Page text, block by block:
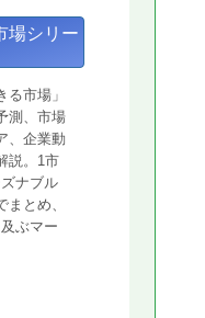
場シリー
る市場」
測、市場
、企業動
説。1市
ナブル
とめ、
ぶマー